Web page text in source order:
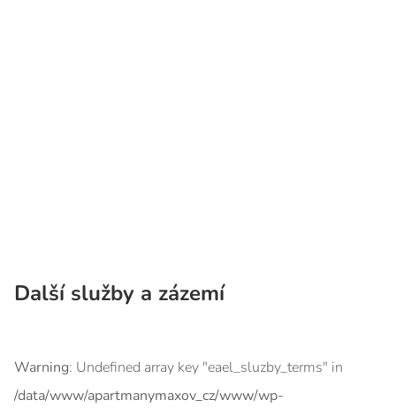
Další služby a zázemí
Warning: Undefined array key "eael_sluzby_terms" in
/data/www/apartmanymaxov_cz/www/wp-